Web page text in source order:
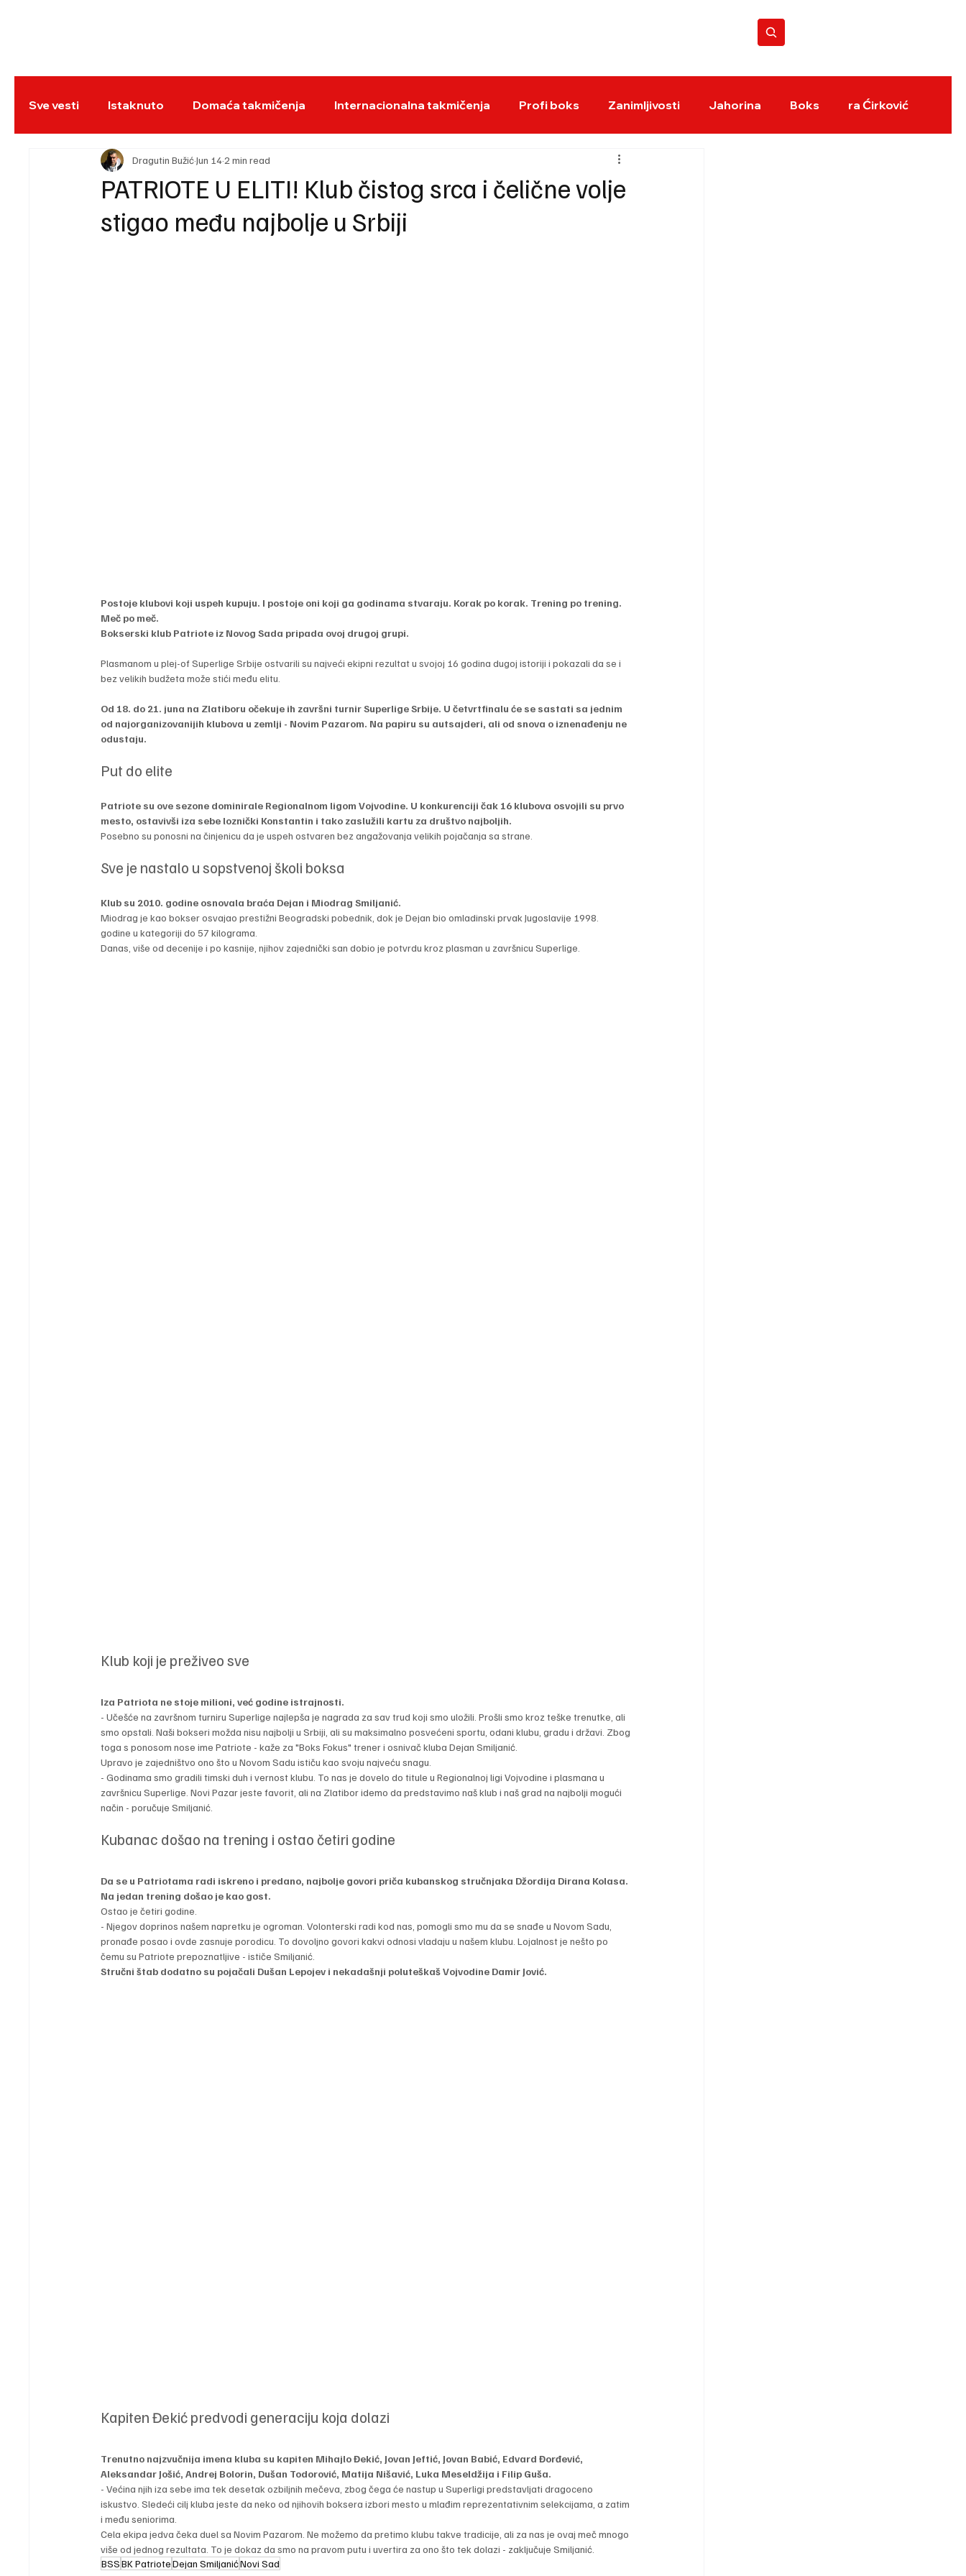
BOKS
REC
Sve vesti Istaknuto Domaća takmičenja Internacionalna takmičenja Profi boks Zanimljivosti Jahorina Boks ra Ćirković
PATRIOTE U ELITI! Klub čistog srca i čelične volje
stigao među najbolje u Srbiji
Dragutin BužićJun 142 min read
Postoje klubovi koji uspeh kupuju. I postoje oni koji ga godinama stvaraju. Korak po korak. Trening po trening.
Meč po meč.
Bokserski klub Patriote iz Novog Sada pripada ovoj drugoj grupi.
Plasmanom u plej-of Superlige Srbije ostvarili su najveći ekipni rezultat u svojoj 16 godina dugoj istoriji i pokazali da se i
bez velikih budžeta može stići među elitu.
Od 18. do 21. juna na Zlatiboru očekuje ih završni turnir Superlige Srbije. U četvrtfinalu će se sastati sa jednim
od najorganizovanijih klubova u zemlji - Novim Pazarom. Na papiru su autsajderi, ali od snova o iznenađenju ne
odustaju.
Put do elite
Patriote su ove sezone dominirale Regionalnom ligom Vojvodine. U konkurenciji čak 16 klubova osvojili su prvo
mesto, ostavivši iza sebe loznički Konstantin i tako zaslužili kartu za društvo najboljih.
Posebno su ponosni na činjenicu da je uspeh ostvaren bez angažovanja velikih pojačanja sa strane.
Sve je nastalo u sopstvenoj školi boksa
Klub su 2010. godine osnovala braća Dejan i Miodrag Smiljanić.
Miodrag je kao bokser osvajao prestižni Beogradski pobednik, dok je Dejan bio omladinski prvak Jugoslavije 1998.
godine u kategoriji do 57 kilograma.
Danas, više od decenije i po kasnije, njihov zajednički san dobio je potvrdu kroz plasman u završnicu Superlige.
Klub koji je preživeo sve
Iza Patriota ne stoje milioni, već godine istrajnosti.
- Učešće na završnom turniru Superlige najlepša je nagrada za sav trud koji smo uložili. Prošli smo kroz teške trenutke, ali
smo opstali. Naši bokseri možda nisu najbolji u Srbiji, ali su maksimalno posvećeni sportu, odani klubu, gradu i državi. Zbog
toga s ponosom nose ime Patriote - kaže za "Boks Fokus" trener i osnivač kluba Dejan Smiljanić.
Upravo je zajedništvo ono što u Novom Sadu ističu kao svoju najveću snagu.
- Godinama smo gradili timski duh i vernost klubu. To nas je dovelo do titule u Regionalnoj ligi Vojvodine i plasmana u
završnicu Superlige. Novi Pazar jeste favorit, ali na Zlatibor idemo da predstavimo naš klub i naš grad na najbolji mogući
način - poručuje Smiljanić.
Kubanac došao na trening i ostao četiri godine
Da se u Patriotama radi iskreno i predano, najbolje govori priča kubanskog stručnjaka Džordija Dirana Kolasa.
Na jedan trening došao je kao gost.
Ostao je četiri godine.
- Njegov doprinos našem napretku je ogroman. Volonterski radi kod nas, pomogli smo mu da se snađe u Novom Sadu,
pronađe posao i ovde zasnuje porodicu. To dovoljno govori kakvi odnosi vladaju u našem klubu. Lojalnost je nešto po
čemu su Patriote prepoznatljive - ističe Smiljanić.
Stručni štab dodatno su pojačali Dušan Lepojev i nekadašnji poluteškaš Vojvodine Damir Jović.
Kapiten Đekić predvodi generaciju koja dolazi
Trenutno najzvučnija imena kluba su kapiten Mihajlo Đekić, Jovan Jeftić, Jovan Babić, Edvard Đorđević,
Aleksandar Jošić, Andrej Bolorin, Dušan Todorović, Matija Nišavić, Luka Meseldžija i Filip Guša.
- Većina njih iza sebe ima tek desetak ozbiljnih mečeva, zbog čega će nastup u Superligi predstavljati dragoceno
iskustvo. Sledeći cilj kluba jeste da neko od njihovih boksera izbori mesto u mlađim reprezentativnim selekcijama, a zatim
i među seniorima.
Cela ekipa jedva čeka duel sa Novim Pazarom. Ne možemo da pretimo klubu takve tradicije, ali za nas je ovaj meč mnogo
više od jednog rezultata. To je dokaz da smo na pravom putu i uvertira za ono što tek dolazi - zaključuje Smiljanić.
BSSBK PatrioteDejan SmiljanićNovi Sad